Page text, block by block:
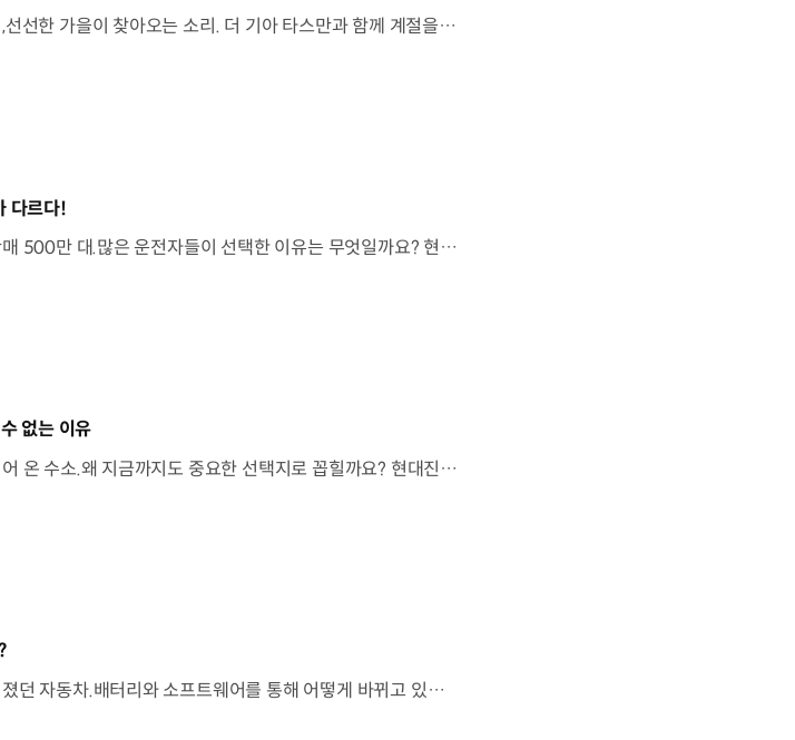
살랑이는 억새와 새들의 지저귐,선선한 가을이 찾아오는 소리. 더 기아 타스만과 함께 계절을 만나보세요. 🎧 *본 영상은 AI를 활용해 제작했습니다. #기아 #더기아타스만 #타스만 #가을 #입추 #Tasman #ASMR
다르다!
현대자동차 하이브리드 누적 판매 500만 대.많은 운전자들이 선택한 이유는 무엇일까요? 현대진행형 팟캐스트 EP.21에서 확인하세요.📻 #현대자동차그룹 #현대진행형 #모빌리티팟캐스트 #하이브리드 #연료 #미래모빌리티 #모빌리티
없는 이유
오랫동안 미래 에너지로 사용되어 온 수소.왜 지금까지도 중요한 선택지로 꼽힐까요? 현대진행형 팟캐스트 EP.21에서 확인하세요.📻 #현대자동차그룹 #현대진행형 #모빌리티팟캐스트 #수소전기차 #수소에너지 #연료 #미래모빌리티 #모빌리티
엔진으로 움직이는 기계로 여겨졌던 자동차.배터리와 소프트웨어를 통해 어떻게 바뀌고 있을까요? 현대진행형 팟캐스트 EP.21에서 확인하세요.📻 #현대자동차그룹 #현대진행형 #모빌리티팟캐스트 #SDV #전기차 #연료 #미래모빌리티 #모빌리티